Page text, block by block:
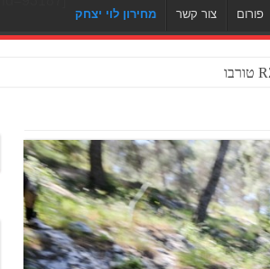
פורום צור קשר מחירון לוי יצחק